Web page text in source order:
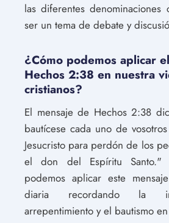
las diferentes denominaciones
ser un tema de debate y
¿Cómo podemos aplicar
Hechos 2:38 en nuestra
cristianos?
El mensaje de Hechos 2:38
bautícese cada uno de
Jesucristo para perdón de los
el don del Espíritu Santo."
podemos aplicar este
diaria recordando la
arrepentimiento y el bautismo